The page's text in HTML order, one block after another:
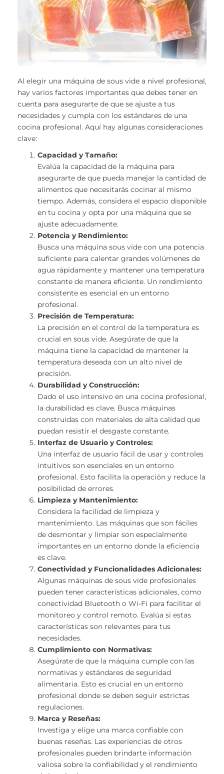
Al elegir una máquina de sous vide a nivel profesional,
hay varios factores importantes que debes tener en
cuenta para asegurarte de que se ajuste a tus
necesidades y cumpla con los estándares de una
cocina profesional. Aquí hay algunas consideraciones
clave:
Capacidad y Tamaño:
Evalúa la capacidad de la máquina para
asegurarte de que pueda manejar la cantidad de
alimentos que necesitarás cocinar al mismo
tiempo. Además, considera el espacio disponible
en tu cocina y opta por una máquina que se
ajuste adecuadamente.
Potencia y Rendimiento:
Busca una máquina sous vide con una potencia
suficiente para calentar grandes volúmenes de
agua rápidamente y mantener una temperatura
constante de manera eficiente. Un rendimiento
consistente es esencial en un entorno
profesional.
Precisión de Temperatura:
La precisión en el control de la temperatura es
crucial en sous vide. Asegúrate de que la
máquina tiene la capacidad de mantener la
temperatura deseada con un alto nivel de
precisión.
Durabilidad y Construcción:
Dado el uso intensivo en una cocina profesional,
la durabilidad es clave. Busca máquinas
construidas con materiales de alta calidad que
puedan resistir el desgaste constante.
Interfaz de Usuario y Controles:
Una interfaz de usuario fácil de usar y controles
intuitivos son esenciales en un entorno
profesional. Esto facilita la operación y reduce la
posibilidad de errores.
Limpieza y Mantenimiento:
Considera la facilidad de limpieza y
mantenimiento. Las máquinas que son fáciles
de desmontar y limpiar son especialmente
importantes en un entorno donde la eficiencia
es clave.
Conectividad y Funcionalidades Adicionales:
Algunas máquinas de sous vide profesionales
pueden tener características adicionales, como
conectividad Bluetooth o Wi-Fi para facilitar el
monitoreo y control remoto. Evalúa si estas
características son relevantes para tus
necesidades.
Cumplimiento con Normativas:
Asegúrate de que la máquina cumple con las
normativas y estándares de seguridad
alimentaria. Esto es crucial en un entorno
profesional donde se deben seguir estrictas
regulaciones.
Marca y Reseñas:
Investiga y elige una marca confiable con
buenas reseñas. Las experiencias de otros
profesionales pueden brindarte información
valiosa sobre la confiabilidad y el rendimiento